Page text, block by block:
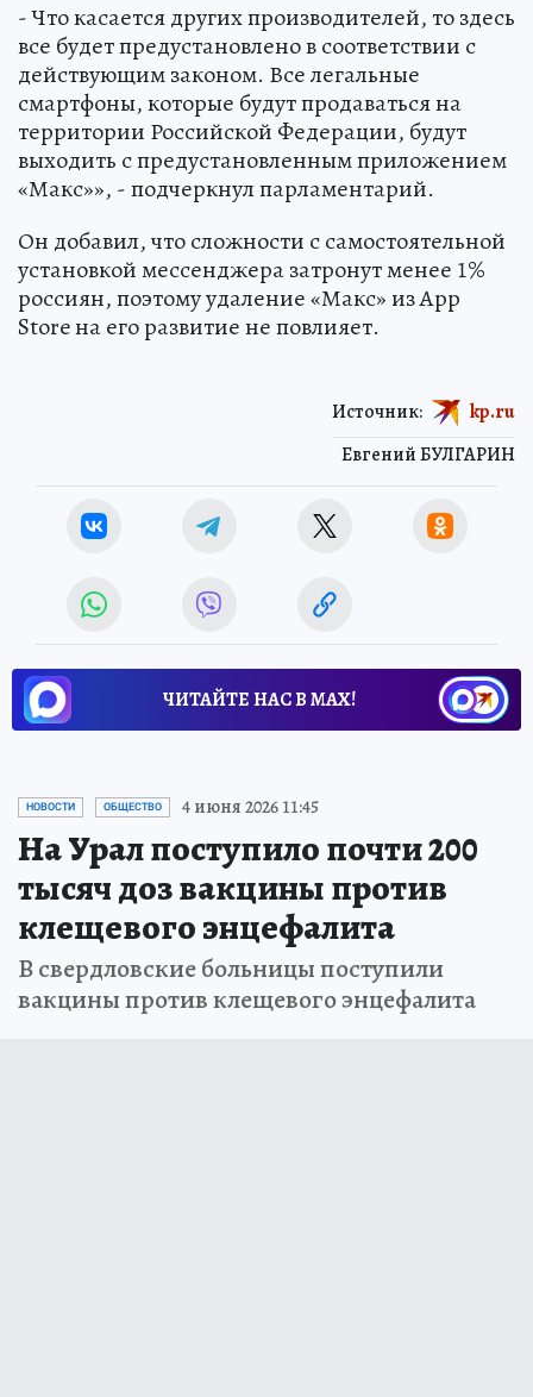
- Что касается других производителей, то здесь
все будет предустановлено в соответствии с
действующим законом. Все легальные
смартфоны, которые будут продаваться на
территории Российской Федерации, будут
выходить с предустановленным приложением
«Макс»», - подчеркнул парламентарий.
Он добавил, что сложности с самостоятельной
установкой мессенджера затронут менее 1%
россиян, поэтому удаление «Макс» из App
Store на его развитие не повлияет.
Евгений БУЛГАРИН
Источник: kp.ru
ЧИТАЙТЕ НАС В МАХ!
НОВОСТИ ОБЩЕСТВО 4 июня 2026 11:45
На Урал поступило почти 200
тысяч доз вакцины против
клещевого энцефалита
В свердловские больницы поступили
вакцины против клещевого энцефалита